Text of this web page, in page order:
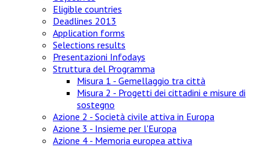
Eligible countries
Deadlines 2013
Application forms
Selections results
Presentazioni Infodays
Struttura del Programma
Misura 1 - Gemellaggio tra città
Misura 2 - Progetti dei cittadini e misure di
sostegno
Azione 2 - Società civile attiva in Europa
Azione 3 - Insieme per l'Europa
Azione 4 - Memoria europea attiva